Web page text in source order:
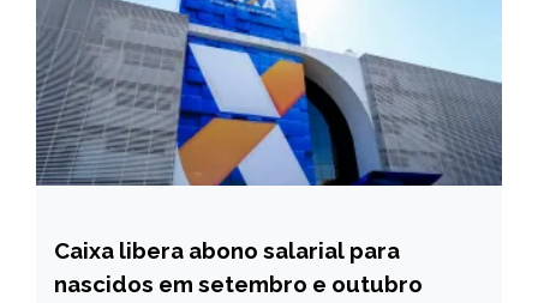
BRASIL
NOTÍCIAS
Caixa libera abono salarial para
nascidos em setembro e outubro